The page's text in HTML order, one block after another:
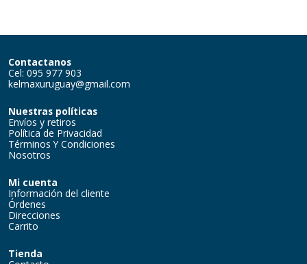
Contactanos
Cel: 095 977 903
kelmaxuruguay@gmail.com
Nuestras políticas
Envíos y retiros
Política de Privacidad
Términos Y Condiciones
Nosotros
Mi cuenta
Información del cliente
Órdenes
Direcciones
Carrito
Tienda